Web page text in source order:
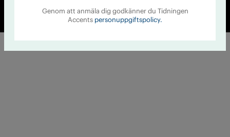
Cookiepolicy
Personuppgiftspolicy
Genom att anmäla dig godkänner du Tidningen
Accents personuppgiftspolicy.